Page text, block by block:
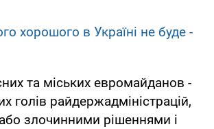
хорошого в Україні не буде -
та міських евромайданов -
голів райдержадміністрацій,
злочинними рішеннями і